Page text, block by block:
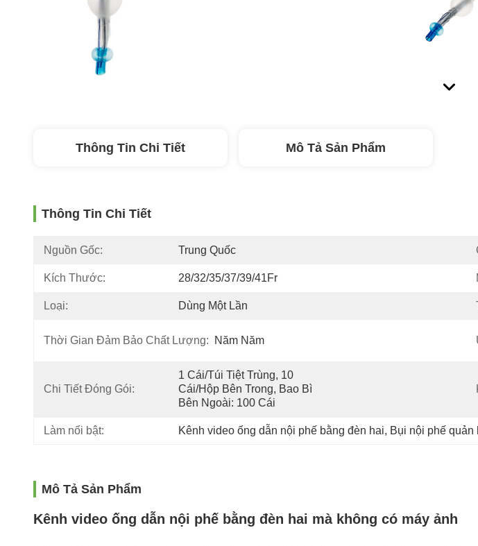
Thông Tin Chi Tiết Mô Tả Sản Phẩm
Thông Tin Chi Tiết
Nguồn Gốc: Trung Quốc
Kích Thước: 28/32/35/37/39/41Fr
Loại: Dùng Một Lần
Thời Gian Đảm Bảo Chất Lượng: Năm Năm
Chi Tiết Đóng Gói:
1 Cái/túi Tiệt Trùng, 10
Cái/hộp Bên Trong, Bao Bì
Bên Ngoài: 100 Cái
Làm nổi bật: Kênh video ống dẫn nội phế bằng đèn hai, Bụi nội phế quản
Mô Tả Sản Phẩm
Kênh video ống dẫn nội phế bằng đèn hai mà không có máy ảnh